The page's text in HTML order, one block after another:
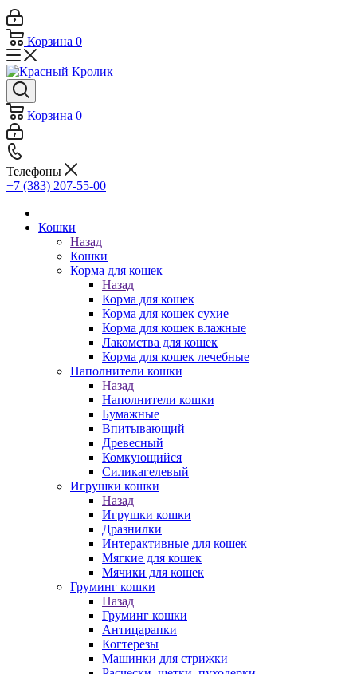
Корзина 0
Корзина 0
Телефоны
+7 (383) 207-55-00
Кошки
Назад
Кошки
Корма для кошек
Назад
Корма для кошек
Корма для кошек сухие
Корма для кошек влажные
Лакомства для кошек
Корма для кошек лечебные
Наполнители кошки
Назад
Наполнители кошки
Бумажные
Впитывающий
Древесный
Комкующийся
Силикагелевый
Игрушки кошки
Назад
Игрушки кошки
Дразнилки
Интерактивные для кошек
Мягкие для кошек
Мячики для кошек
Груминг кошки
Назад
Груминг кошки
Антицарапки
Когтерезы
Машинки для стрижки